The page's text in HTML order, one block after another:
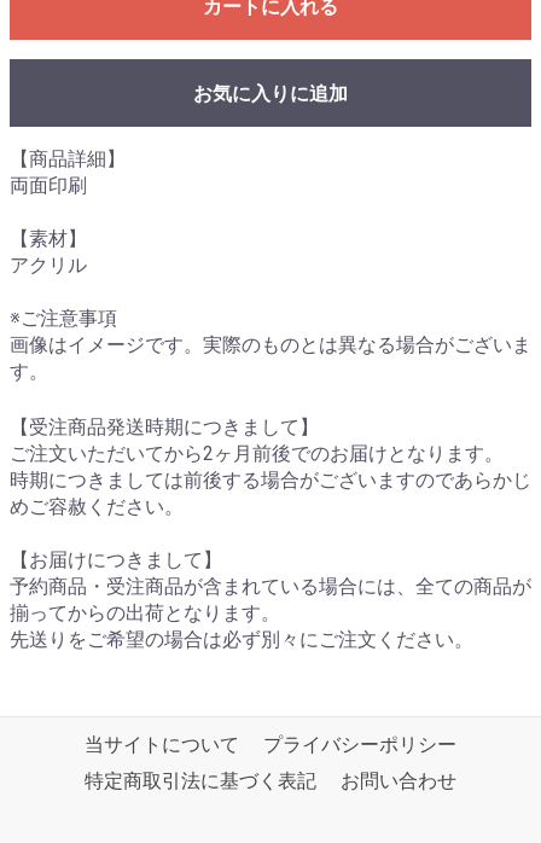
カートに入れる
お気に入りに追加
【商品詳細】
両面印刷
【素材】
アクリル
※ご注意事項
画像はイメージです。実際のものとは異なる場合がございま
す。
【受注商品発送時期につきまして】
ご注文いただいてから2ヶ月前後でのお届けとなります。
時期につきましては前後する場合がございますのであらかじ
めご容赦ください。
【お届けにつきまして】
予約商品・受注商品が含まれている場合には、全ての商品が
揃ってからの出荷となります。
先送りをご希望の場合は必ず別々にご注文ください。
当サイトについて
プライバシーポリシー
特定商取引法に基づく表記
お問い合わせ